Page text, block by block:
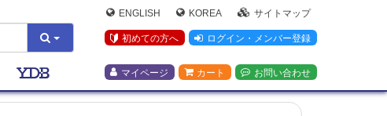
ENGLISH KOREA サイトマップ
初めての方へ ログイン・メンバー登録
マイページ カート お問い合わせ